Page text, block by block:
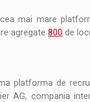
mai mare
agregate 800 de
platforma de
AG, compania